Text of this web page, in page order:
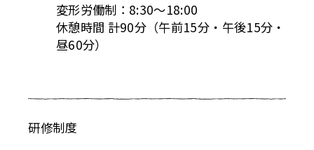
変形労働制：8:30～18:00
休憩時間 計90分（午前15分・午後15分・
昼60分）
研修制度